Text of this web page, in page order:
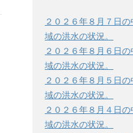
２０２６年８月７日
域の洪水の状況。
２０２６年８月６日
域の洪水の状況。
２０２６年８月５日
域の洪水の状況。
２０２６年８月４日
域の洪水の状況。